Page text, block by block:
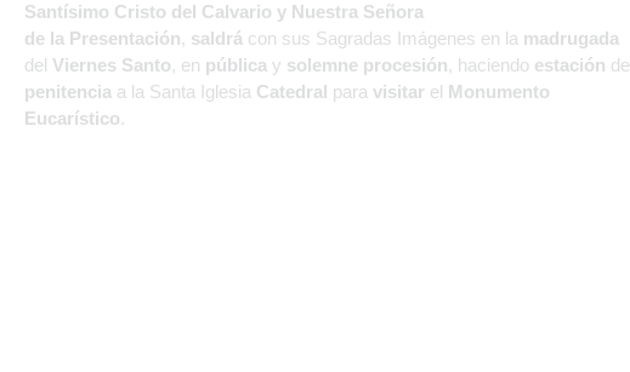
Santísimo Cristo del Calvario y Nuestra Señora
de la Presentación, saldrá con sus Sagradas Imágenes en la madrugada
del Viernes Santo, en pública y solemne procesión, haciendo estación de
penitencia a la Santa Iglesia Catedral para visitar el Monumento
Eucarístico.